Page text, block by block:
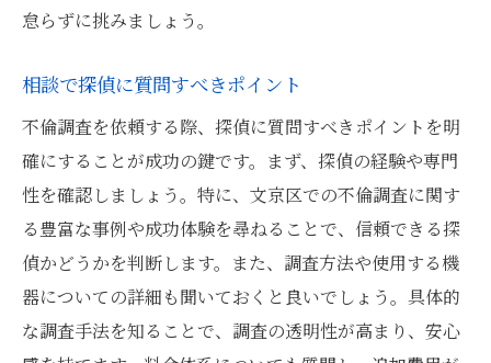
怠らずに挑みましょう。
相談で探偵に質問すべきポイント
不倫調査を依頼する際、探偵に質問すべきポイントを明
確にすることが成功の鍵です。まず、探偵の経験や専門
性を確認しましょう。特に、文京区での不倫調査に関す
る豊富な事例や成功体験を尋ねることで、信頼できる探
偵かどうかを判断します。また、調査方法や使用する機
器についての詳細も聞いておくと良いでしょう。具体的
な調査手法を知ることで、調査の透明性が高まり、安心